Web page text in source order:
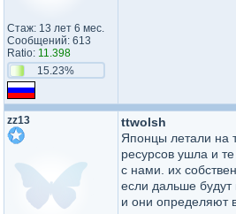
Стаж: 13 лет 6 мес.
Сообщений: 613
Ratio: 11.398
15.23%
zz13
ttwolsh
Японцы летали на
ресурсов ушла и
с нами. их
если дальше будут
и они определяют